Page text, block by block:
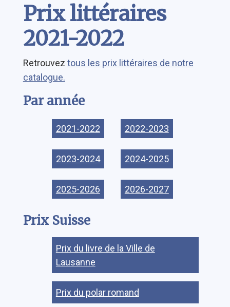
Prix littéraires
2021-2022
Retrouvez tous les prix littéraires de notre
catalogue.
Par année
2021-2022 2022-2023
2023-2024 2024-2025
2025-2026 2026-2027
Prix Suisse
Prix du livre de la Ville de
Lausanne
Prix du polar romand